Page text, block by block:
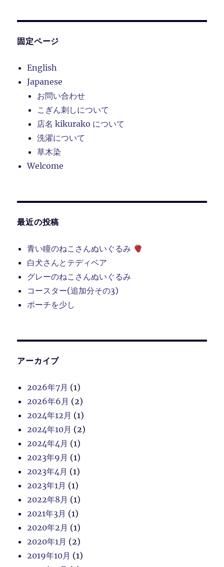
固定ページ
English
Japanese
お問い合わせ
こぎん刺しについて
店名 kikurako について
洗濯について
草木染
Welcome
最近の投稿
青い瞳のねこさんぬいぐるみ
白犬さんとテディベア
グレーのねこさんぬいぐるみ
コースター(追加分その3)
ポーチを少し
アーカイブ
2026年7月 (1)
2026年6月 (2)
2024年12月 (1)
2024年10月 (2)
2024年4月 (1)
2023年9月 (1)
2023年4月 (1)
2023年1月 (1)
2022年8月 (1)
2021年3月 (1)
2020年2月 (1)
2020年1月 (2)
2019年10月 (1)